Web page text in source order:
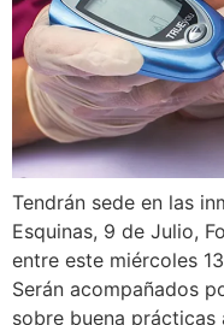
Tendrán sede en las
Esquinas, 9 de Julio,
entre este miércoles
Serán acompañados
sobre buena